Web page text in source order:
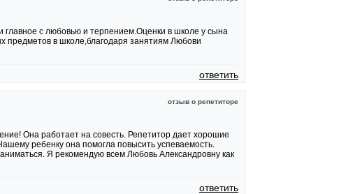
главное с любовью и терпением.Оценки в школе у сына
предметов в школе,благодаря занятиям Любови
ответить
отзыв о репетиторе
Она работает на совесть. Репетитор дает хорошие
ребенку она помогла повысить успеваемость.
Я рекомендую всем Любовь Александровну как
ответить